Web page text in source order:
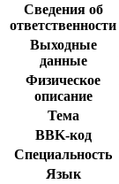
Сведения об
ответственности
Выходные
данные
Физическое
описание
Тема
BBK-код
Специальность
Язык